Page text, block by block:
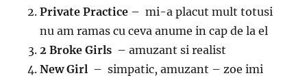
Private Practice – mi-a placut mult totusi
nu am ramas cu ceva anume in cap de la el
2 Broke Girls – amuzant si realist
New Girl – simpatic, amuzant – zoe imi